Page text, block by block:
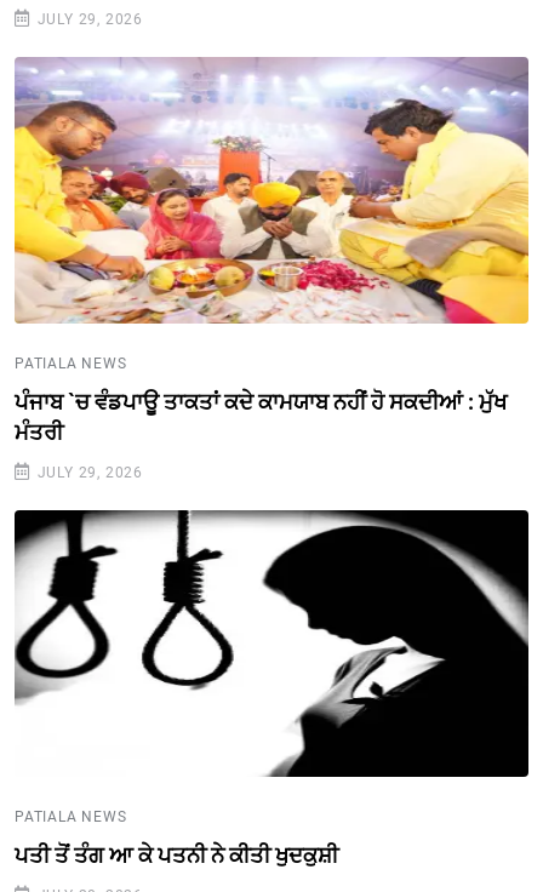
JULY 29, 2026
PATIALA NEWS
ਪੰਜਾਬ `ਚ ਵੰਡਪਾਊ ਤਾਕਤਾਂ ਕਦੇ ਕਾਮਯਾਬ ਨਹੀਂ ਹੋ ਸਕਦੀਆਂ : ਮੁੱਖ
ਮੰਤਰੀ
JULY 29, 2026
PATIALA NEWS
ਪਤੀ ਤੋਂ ਤੰਗ ਆ ਕੇ ਪਤਨੀ ਨੇ ਕੀਤੀ ਖੁਦਕੁਸ਼ੀ